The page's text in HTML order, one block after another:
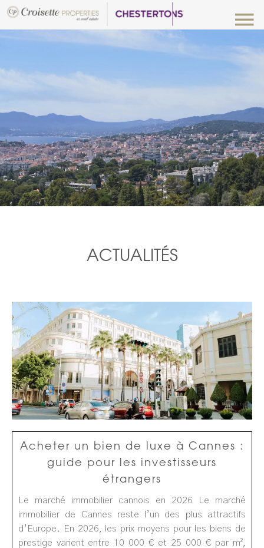
ACTUALITÉS
Acheter un bien de luxe à Cannes :
guide pour les investisseurs
étrangers
Le marché immobilier cannois en 2026 Le marché
immobilier de Cannes reste l’un des plus attractifs
d’Europe. En 2026, les prix moyens pour les biens de
prestige varient entre 10 000 € et 25 000 € par m²,